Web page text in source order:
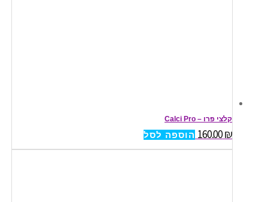
קלצי פרו – Calci Pro
₪
160.00 הוספה לסל